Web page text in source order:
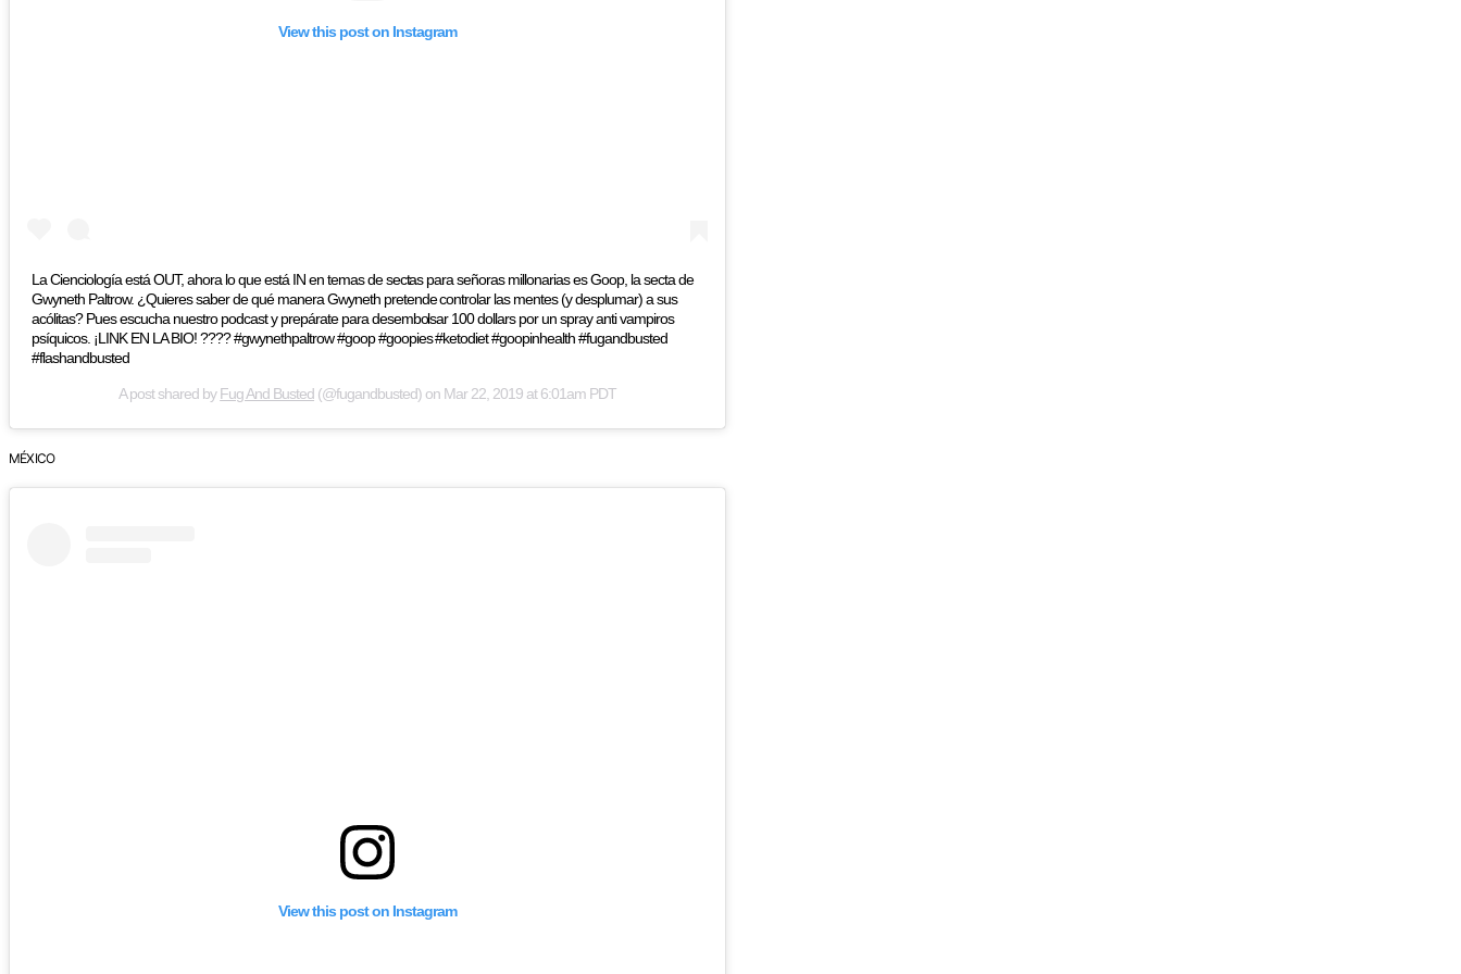
View this post on Instagram
La Cienciología está OUT, ahora lo que está IN en temas de sectas para señoras millonarias es Goop, la secta de
Gwyneth Paltrow. ¿Quieres saber de qué manera Gwyneth pretende controlar las mentes (y desplumar) a sus
acólitas? Pues escucha nuestro podcast y prepárate para desembolsar 100 dollars por un spray anti vampiros
psíquicos. ¡LINK EN LA BIO! ???? #gwynethpaltrow #goop #goopies #ketodiet #goopinhealth #fugandbusted
#flashandbusted
A post shared byFug And Busted (@fugandbusted) on Mar 22, 2019 at 6:01am PDT
MÉXICO
View this post on Instagram